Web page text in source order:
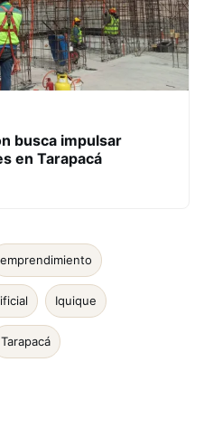
busca impulsar
en Tarapacá
emprendimiento
Iquique
Tarapacá